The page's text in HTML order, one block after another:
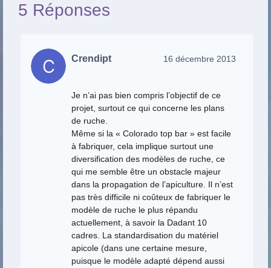
5 Réponses
Crendipt 16 décembre 2013
Je n’ai pas bien compris l’objectif de ce
projet, surtout ce qui concerne les plans
de ruche.
Même si la « Colorado top bar » est facile
à fabriquer, cela implique surtout une
diversification des modèles de ruche, ce
qui me semble être un obstacle majeur
dans la propagation de l’apiculture. Il n’est
pas très difficile ni coûteux de fabriquer le
modèle de ruche le plus répandu
actuellement, à savoir la Dadant 10
cadres. La standardisation du matériel
apicole (dans une certaine mesure,
puisque le modèle adapté dépend aussi